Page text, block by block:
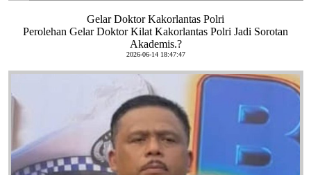
Gelar Doktor Kakorlantas Polri
Perolehan Gelar Doktor Kilat Kakorlantas Polri Jadi Sorotan
Akademis.?
2026-06-14 18:47:47